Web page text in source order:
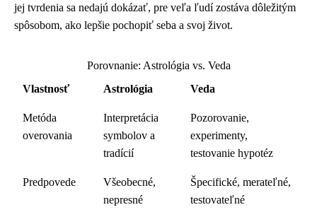
jej tvrdenia sa nedajú dokázať, pre veľa ľudí zostáva dôležitým
spôsobom, ako lepšie pochopiť seba a svoj život.
Porovnanie: Astrológia vs. Veda
Vlastnosť
Astrológia Veda
Metóda
overovania
Interpretácia
symbolov a
tradícií
Pozorovanie,
experimenty,
testovanie hypotéz
Predpovede
Všeobecné,
nepresné
Špecifické, merateľné,
testovateľné